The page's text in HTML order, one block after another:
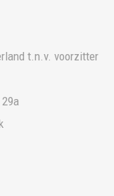
t.n.v. voorzitter